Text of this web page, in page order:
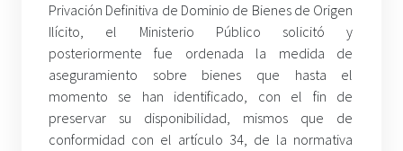
Privación Definitiva de Dominio de Bienes de Origen
Ilícito, el Ministerio Público solicitó y
posteriormente fue ordenada la medida de
aseguramiento sobre bienes que hasta el
momento se han identificado, con el fin de
preservar su disponibilidad, mismos que de
conformidad con el artículo 34, de la normativa